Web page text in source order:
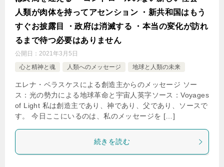
人類が肉体を持ってアセンション ・新共和国はもう
すぐお披露目 ・政府は消滅する ・本当の変化が訪れ
るまで待つ必要はありません
公開日： 2021年3月5日
心と精神と魂
人類へのメッセージ 地球と人類の未来
エレナ・ベラスケスによる創造主からのメッセージ ソー
ス：光の勢力による地球革命と宇宙人英字ソース：Voyages
of Light 私は創造主であり、神であり、父であり、ソースで
す。 今日ここにいるのは、私のメッセージを […]
続きを読む